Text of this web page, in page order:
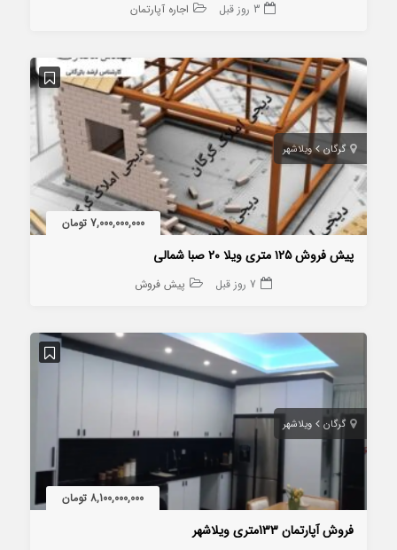
3 روز قبل اجاره آپارتمان
گرگان ویلاشهر
7,000,000,000 تومان
پیش فروش ۱۲۵ متری ویلا ۲۰ صبا شمالی
7 روز قبل پیش فروش
گرگان ویلاشهر
8,100,000,000 تومان
فروش آپارتمان 133متری ویلاشهر